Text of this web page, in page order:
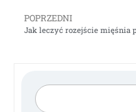
POPRZEDNI